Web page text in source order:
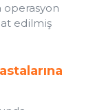
operasyon
edilmiş